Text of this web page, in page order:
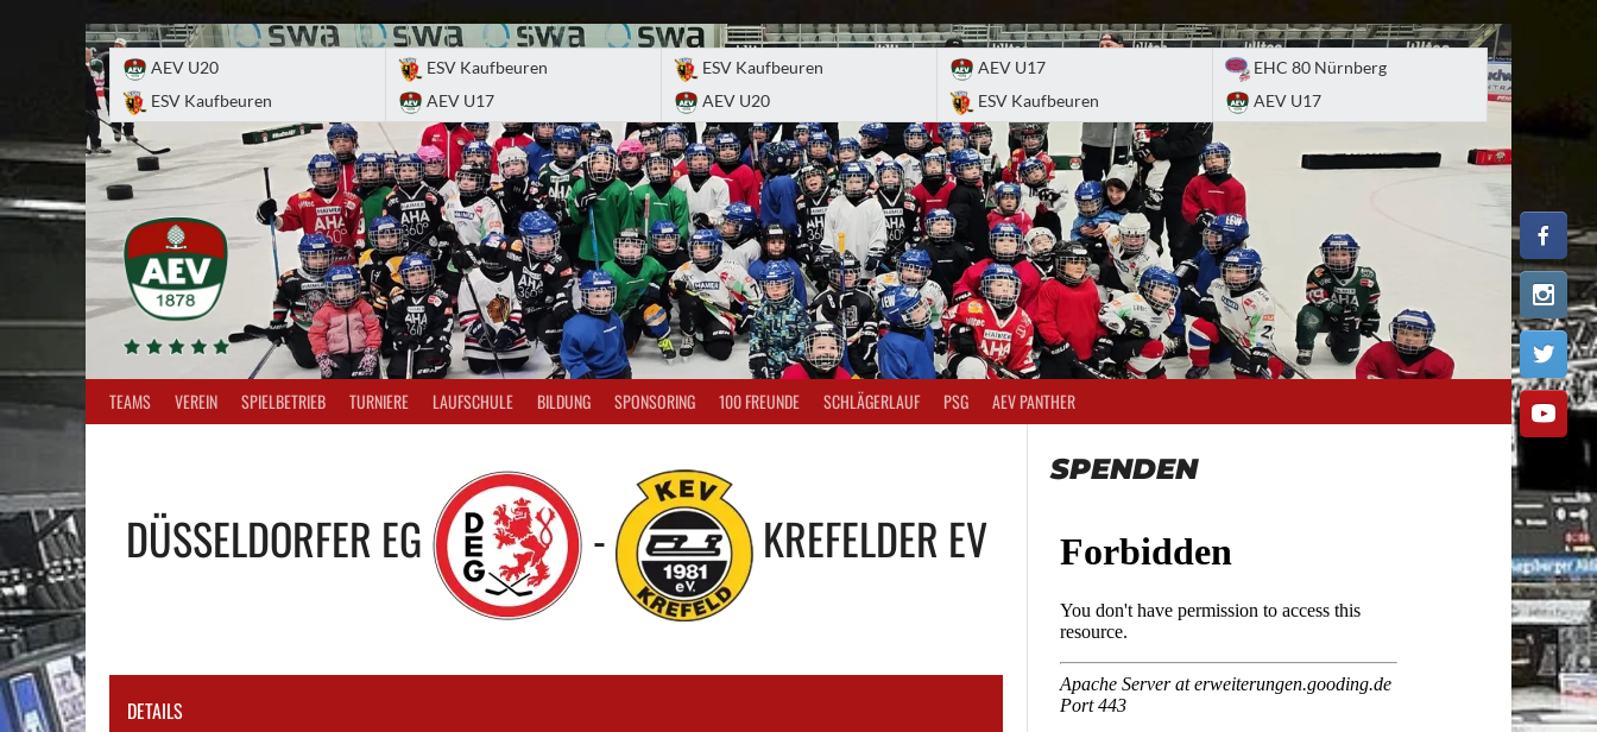
AEV U20
ESV Kaufbeuren
ESV Kaufbeuren
AEV U17
ESV Kaufbeuren
AEV U20
AEV U17
ESV Kaufbeuren
EHC 80 Nürnberg
AEV U17
TEAMS VEREIN SPIELBETRIEB TURNIERE LAUFSCHULE BILDUNG SPONSORING 100 FREUNDE SCHLÄGERLAUF PSG AEV PANTHER
DÜSSELDORFER EG - KREFELDER EV
DETAILS
SPENDEN